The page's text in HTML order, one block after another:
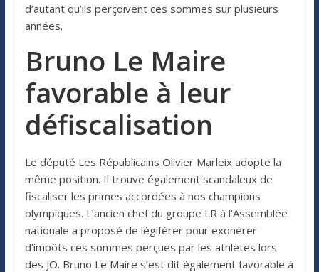
d’autant qu’ils perçoivent ces sommes sur plusieurs
années.
Bruno Le Maire
favorable à leur
défiscalisation
Le député Les Républicains Olivier Marleix adopte la
même position. Il trouve également scandaleux de
fiscaliser les primes accordées à nos champions
olympiques. L’ancien chef du groupe LR à l’Assemblée
nationale a proposé de légiférer pour exonérer
d’impôts ces sommes perçues par les athlètes lors
des JO. Bruno Le Maire s’est dit également favorable à